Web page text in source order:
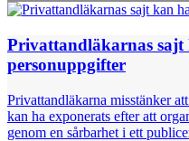
Privattandläkarnas sajt
personuppgifter
Privattandläkarna misstänker
kan ha exponerats efter att
genom en sårbarhet i ett